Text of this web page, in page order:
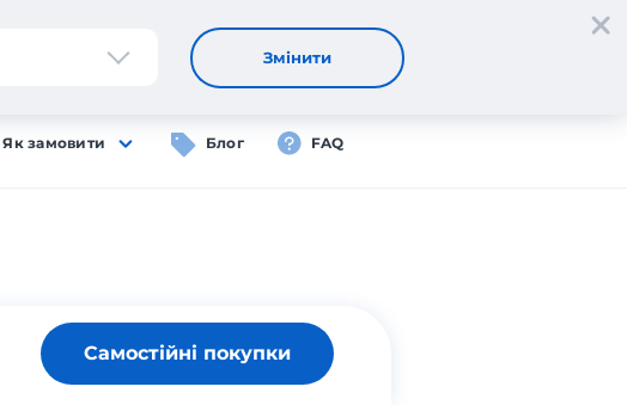
Реєстрація Вхід
Як замовити Блог FAQ
Змінити
Самостійні покупки